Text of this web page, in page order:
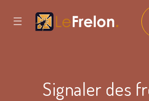
☰
Signaler des